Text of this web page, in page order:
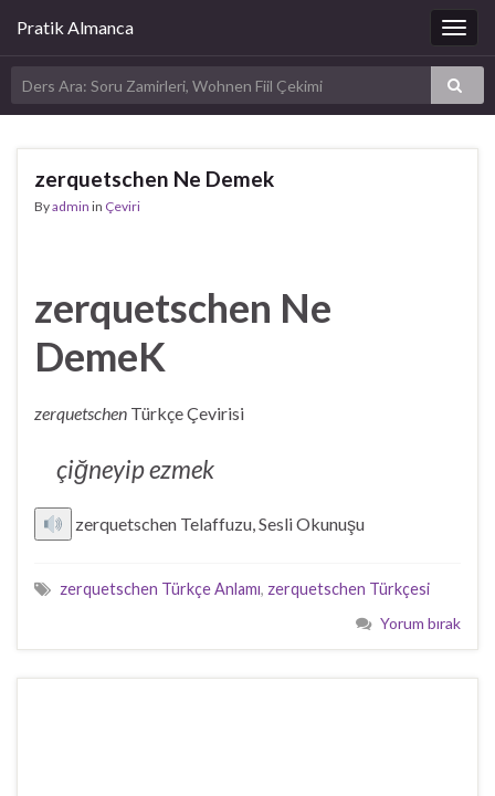
Pratik Almanca
zerquetschen Ne Demek
Byadmin in Çeviri
zerquetschen Ne
DemeK
zerquetschen Türkçe Çevirisi
çiğneyip ezmek
zerquetschen Telaffuzu, Sesli Okunuşu
zerquetschen Türkçe Anlamı, zerquetschen Türkçesi
Yorum bırak